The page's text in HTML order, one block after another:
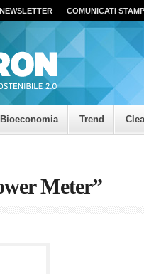
NEWSLETTER COMUNICATI
Bioeconomia Trend
Meter”